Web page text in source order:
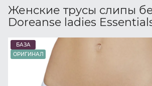
Женские трусы слипы
Doreanse ladies
БАЗА
ОРИГИНАЛ